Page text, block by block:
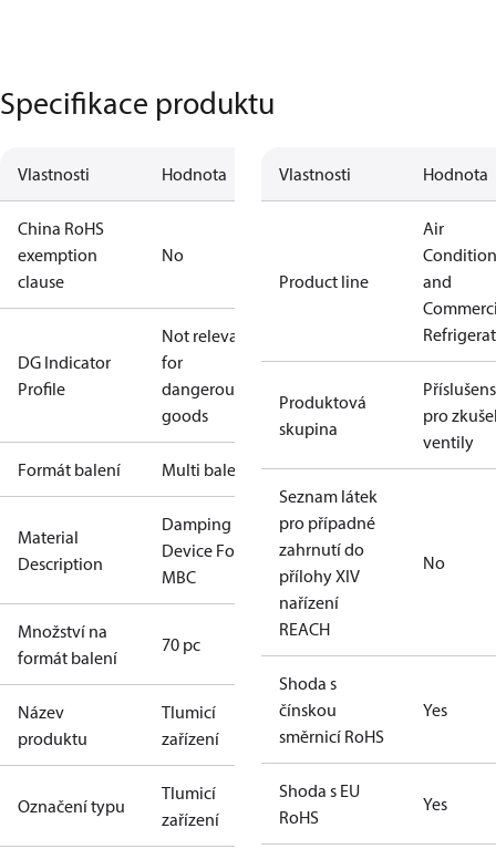
Specifikace produktu
Vlastnosti Hodnota
China RoHS
exemption
clause
No
DG Indicator
Profile
Not relevant
for
dangerous
goods
Formát balení Multi balení
Material
Description
Damping
Device For
MBC
Množství na
formát balení
70 pc
Název
produktu
Tlumicí
zařízení
Označení typu
Tlumicí
zařízení
Vlastnosti Hodnota
Product line
Air
and
Produktová
skupina
pro
ventily
Seznam látek
pro případné
zahrnutí do
přílohy XIV
nařízení
REACH
No
Shoda s
čínskou
směrnicí RoHS
Yes
Shoda s EU
RoHS
Yes